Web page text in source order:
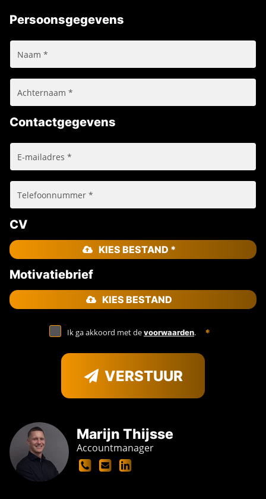
Marijn Thijsse
Accountmanager
Persoonsgegevens
Contactgegevens
CV
KIES BESTAND *
Motivatiebrief
KIES BESTAND
Ik ga akkoord met devoorwaarden.
VERSTUUR